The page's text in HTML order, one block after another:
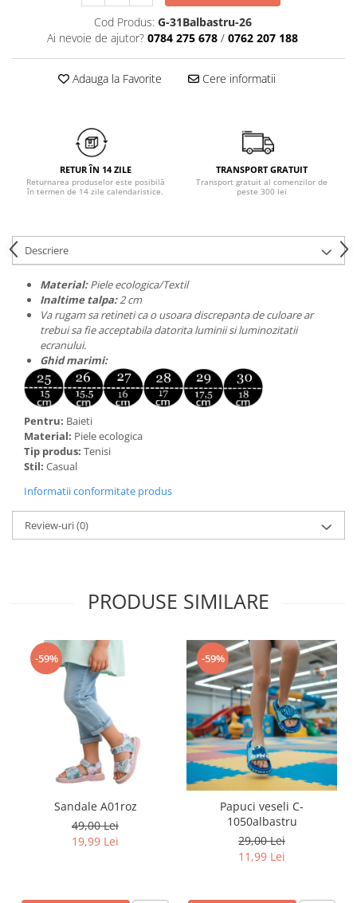
Dresuri
Chiloți clasici
Chiloți tanga
Pret unic 9.99 Lei
Seturi și Compleuri
Cod Produs: G-31Balbastru-26
Ai nevoie de ajutor? 0784 275 678 / 0762 207 188
Adauga la Favorite Cere informatii
RETUR ÎN 14 ZILE
Returnarea produselor este posibilă
în termen de 14 zile calendaristice.
TRANSPORT GRATUIT
Transport gratuit al comenzilor de
peste 300 lei
Descriere
Material:Piele ecologica/Textil
Inaltime talpa:2 cm
Va rugam sa retineti ca o usoara discrepanta de culoare ar
trebui sa fie acceptabila datorita luminii si luminozitatii
ecranului.
Ghid marimi:
Pentru: Baieti
Material: Piele ecologica
Tip produs: Tenisi
Stil: Casual
Informatii conformitate produs
Review-uri(0)
PRODUSE SIMILARE
-59%
Sandale A01roz
49,00 Lei
19,99 Lei
-59%
Papuci veseli C-
1050albastru
29,00 Lei
11,99 Lei